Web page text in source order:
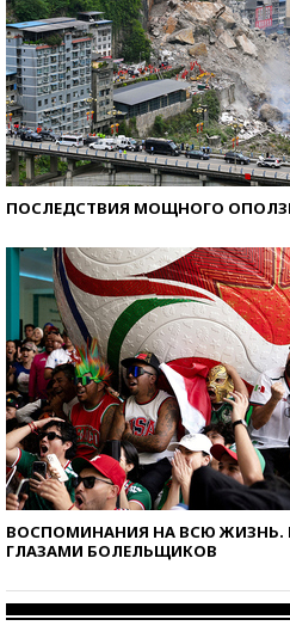
ПОСЛЕДСТВИЯ МОЩНОГО
ВОСПОМИНАНИЯ НА ВСЮ ЖИЗНЬ.
ГЛАЗАМИ БОЛЕЛЬЩИКОВ